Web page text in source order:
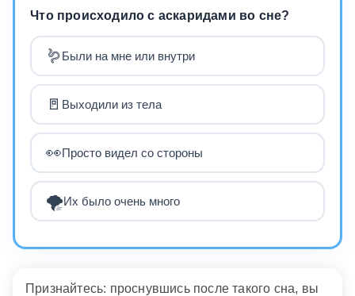
Что происходило с аскаридами во сне?
🪱Были на мне или внутри
🚪 Выходили из тела
👀Просто видел со стороны
🌪️Их было очень много
Признайтесь: проснувшись после такого сна, вы